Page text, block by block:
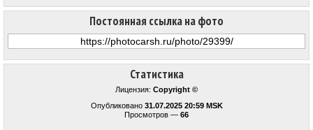
Статистика
Лицензия: Copyright ©
Опубликовано 31.07.2025 20:59 MSK
Просмотров — 66
Постоянная ссылка на фото